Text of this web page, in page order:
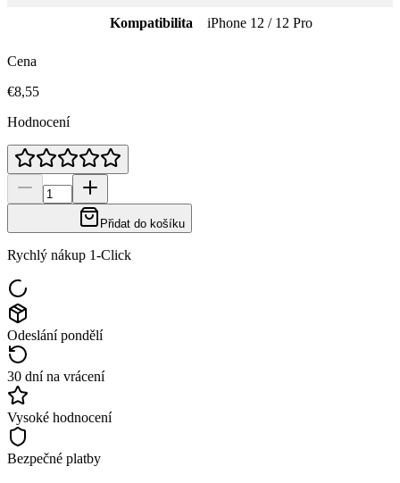
Kompatibilita iPhone 12 / 12 Pro
Cena
€8,55
Hodnocení
Přidat do košíku
Rychlý nákup 1-Click
Odeslání pondělí
30 dní na vrácení
Vysoké hodnocení
Bezpečné platby